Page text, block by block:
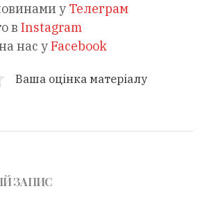
у Телеграм
в Instagram
нас уFacebook
Ваша оцінка матеріалу
ЗАПИС